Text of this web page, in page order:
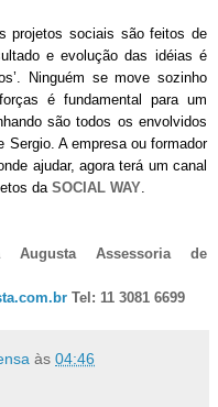
projetos sociais são feitos de
e evolução das idéias é
Ninguém se move sozinho
é fundamental para um
são todos os envolvidos
Sergio. A empresa ou formador
ajudar, agora terá um canal
da SOCIAL WAY
Augusta Assessoria de
Tel: 11 3081 6699
às 04:46